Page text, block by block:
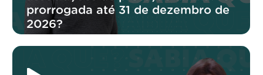
prorrogada até 31 de dezembro de
2026?